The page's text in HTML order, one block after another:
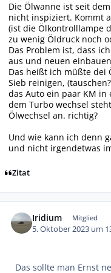
Die Ölwanne ist seit
nicht inspiziert. Kommt
(ist die Ölkontrolllampe
zu wenig Öldruck noch
Das Problem ist, dass
aus und neuen
Das heißt ich müßte dei
Sieb reinigen,
das Auto ein paar KM in
dem Turbo wechsel
Ölwechsel an. richtig?
Und wie kann ich denn
und nicht irgendetwas
Zitat
Iridium Mitglied
5. Oktober 2023 um
Das sollte man Ernst